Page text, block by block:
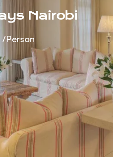
Nairobi
/Person